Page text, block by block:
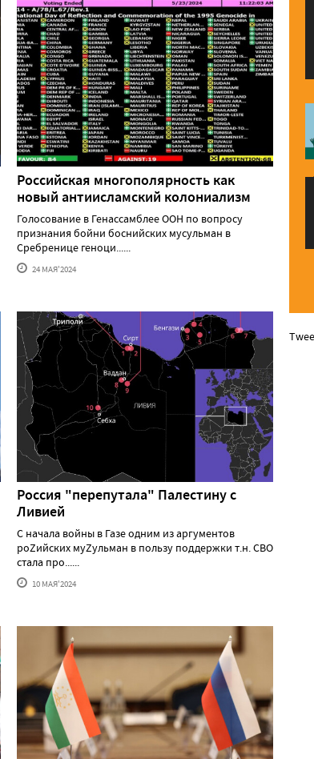
Российская многополярность как
новый антиисламский колониализм
Голосование в Генассамблее ООН по вопросу
признания бойни боснийских мусульман в
Сребренице геноци......
24 МАЯ'2024
Россия "перепутала" Палестину с
Ливией
С начала войны в Газе одним из аргументов
роZийских муZульман в пользу поддержки т.н. СВО
стала про......
10 МАЯ'2024